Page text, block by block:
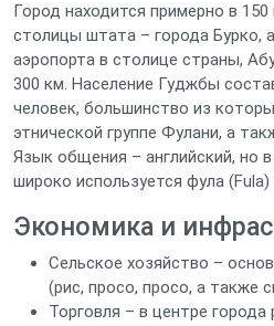
Город находится примерно в
столицы штата – города Бурко,
аэропорта в столице страны,
300 км. Население Гуджбы
человек, большинство из
этнической группе Фулани, а
Язык общения – английский, но
широко используется фула (Fula)
Экономика и
Сельское хозяйство –
(рис, просо, просо, а также
Торговля – в центре города